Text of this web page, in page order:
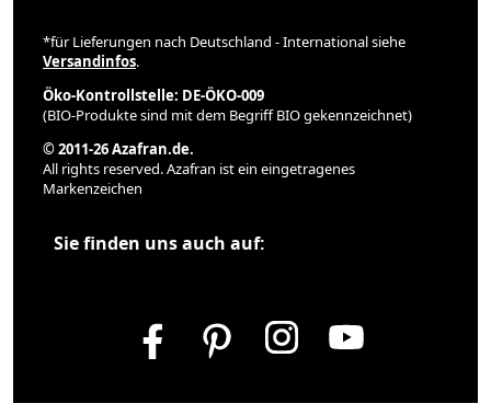
*für Lieferungen nach Deutschland - International siehe
Versandinfos.
Öko-Kontrollstelle: DE-ÖKO-009
(BIO-Produkte sind mit dem Begriff BIO gekennzeichnet)
© 2011-26 Azafran.de.
All rights reserved. Azafran ist ein eingetragenes
Markenzeichen
Sie finden uns auch auf: